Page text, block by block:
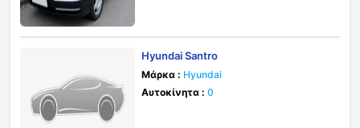
Hyundai Santro
Μάρκα : Hyundai
Αυτοκίνητα : 0